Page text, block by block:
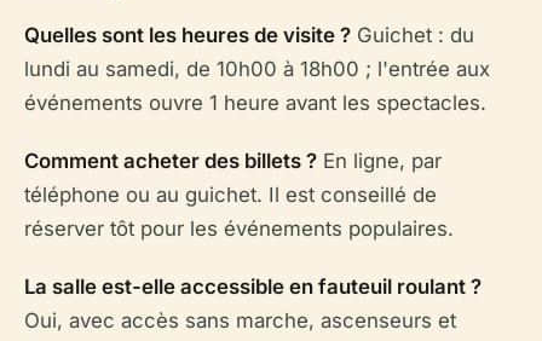
Quelles sont les heures de visite ? Guichet : du
lundi au samedi, de 10h00 à 18h00 ; l'entrée aux
événements ouvre 1 heure avant les spectacles.
Comment acheter des billets ? En ligne, par
téléphone ou au guichet. Il est conseillé de
réserver tôt pour les événements populaires.
La salle est-elle accessible en fauteuil roulant ?
Oui, avec accès sans marche, ascenseurs et